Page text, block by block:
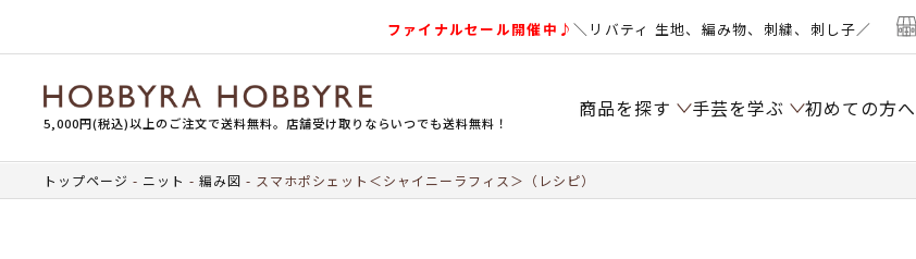
ファイナルセール開催中♪＼リバティ 生地、編み物、刺繍、刺し子／
5,000円(税込)以上のご注文で送料無料。店舗受け取りならいつでも送料無料！
商品を探す 手芸を学ぶ 初めての方へ
トップページ ニット 編み図 スマホポシェット＜シャイニーラフィス＞（レシピ）